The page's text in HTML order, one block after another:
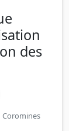
des
Coromines